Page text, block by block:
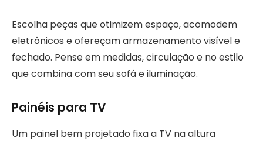
Escolha peças que otimizem espaço, acomodem
eletrônicos e ofereçam armazenamento visível e
fechado. Pense em medidas, circulação e no estilo
que combina com seu sofá e iluminação.
Painéis para TV
Um painel bem projetado fixa a TV na altura